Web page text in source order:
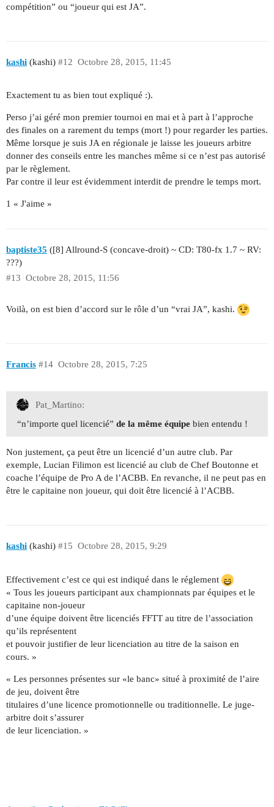
compétition” ou “joueur qui est JA”.
kashi (kashi) Octobre 28, 2015, 11:45
#12
Exactement tu as bien tout expliqué :).
Perso j’ai géré mon premier tournoi en mai et à part à l’approche
des finales on a rarement du temps (mort !) pour regarder les parties.
Même lorsque je suis JA en régionale je laisse les joueurs arbitre
donner des conseils entre les manches même si ce n’est pas autorisé
par le règlement.
Par contre il leur est évidemment interdit de prendre le temps mort.
1 « J'aime »
baptiste35 ([8] Allround-S (concave-droit) ~ CD: T80-fx 1.7 ~ RV:
???)
Octobre 28, 2015, 11:56
#13
Voilà, on est bien d’accord sur le rôle d’un “vrai JA”, kashi.
Francis Octobre 28, 2015, 7:25
#14
Pat_Martino:
“n’importe quel licencié” de la même équipe bien entendu !
Non justement, ça peut être un licencié d’un autre club. Par
exemple, Lucian Filimon est licencié au club de Chef Boutonne et
coache l’équipe de Pro A de l’ACBB. En revanche, il ne peut pas en
être le capitaine non joueur, qui doit être licencié à l’ACBB.
kashi (kashi) Octobre 28, 2015, 9:29
#15
Effectivement c’est ce qui est indiqué dans le réglement
« Tous les joueurs participant aux championnats par équipes et le
capitaine non-joueur
d’une équipe doivent être licenciés FFTT au titre de l’association
qu’ils représentent
et pouvoir justifier de leur licenciation au titre de la saison en
cours. »
« Les personnes présentes sur «le banc» situé à proximité de l’aire
de jeu, doivent être
titulaires d’une licence promotionnelle ou traditionnelle. Le juge-
arbitre doit s’assurer
de leur licenciation. »